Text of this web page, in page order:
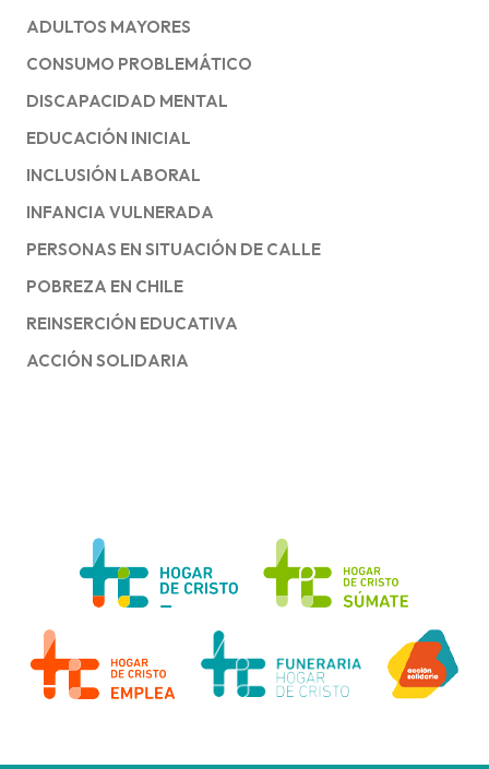
ADULTOS MAYORES
CONSUMO PROBLEMÁTICO
DISCAPACIDAD MENTAL
EDUCACIÓN INICIAL
INCLUSIÓN LABORAL
INFANCIA VULNERADA
PERSONAS EN SITUACIÓN DE CALLE
POBREZA EN CHILE
REINSERCIÓN EDUCATIVA
ACCIÓN SOLIDARIA